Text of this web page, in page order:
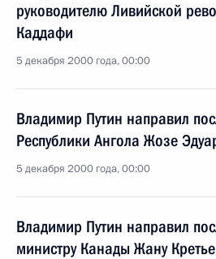
руководителю Ливийской
Каддафи
5 декабря 2000 года, 00:00
Владимир Путин направил
Республики Ангола Жозе
5 декабря 2000 года, 00:00
Владимир Путин направил
министру Канады Жану